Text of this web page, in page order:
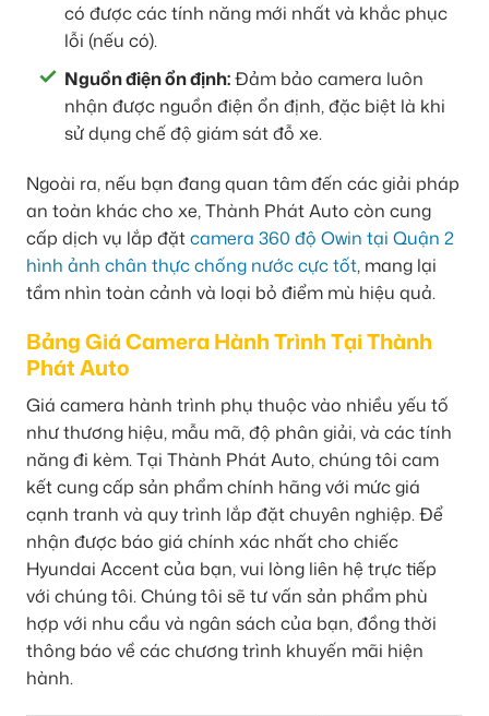
có được các tính năng mới nhất và khắc phục
lỗi (nếu có).
Nguồn điện ổn định:Đảm bảo camera luôn
nhận được nguồn điện ổn định, đặc biệt là khi
sử dụng chế độ giám sát đỗ xe.
Ngoài ra, nếu bạn đang quan tâm đến các giải pháp
an toàn khác cho xe, Thành Phát Auto còn cung
cấp dịch vụ lắp đặtcamera 360 độ Owin tại Quận 2
hình ảnh chân thực chống nước cực tốt, mang lại
tầm nhìn toàn cảnh và loại bỏ điểm mù hiệu quả.
Bảng Giá Camera Hành Trình Tại Thành
Phát Auto
Giá camera hành trình phụ thuộc vào nhiều yếu tố
như thương hiệu, mẫu mã, độ phân giải, và các tính
năng đi kèm. Tại Thành Phát Auto, chúng tôi cam
kết cung cấp sản phẩm chính hãng với mức giá
cạnh tranh và quy trình lắp đặt chuyên nghiệp. Để
nhận được báo giá chính xác nhất cho chiếc
Hyundai Accent của bạn, vui lòng liên hệ trực tiếp
với chúng tôi. Chúng tôi sẽ tư vấn sản phẩm phù
hợp với nhu cầu và ngân sách của bạn, đồng thời
thông báo về các chương trình khuyến mãi hiện
hành.